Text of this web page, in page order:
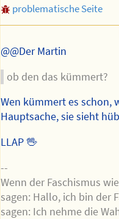
problematische Seite
@@Der Martin
ob den das kümmert?
Wen kümmert es schon,
Hauptsache, sie sieht
LLAP 🖖
--
Wenn der Faschismus
sagen: Hallo, ich bin der
sagen: Ich nehme die